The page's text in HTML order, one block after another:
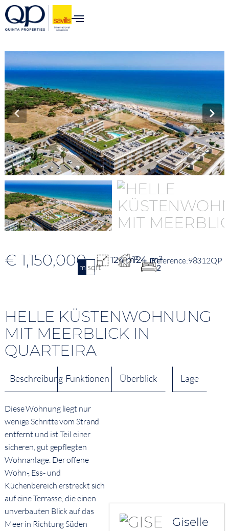
€ 1,150,000
m2sqft
124 m²124 m²
2
98312QP
HELLE KÜSTENWOHNUNG
MIT MEERBLICK IN
QUARTEIRA
Beschreibung Funktionen Überblick Lage
Diese Wohnung liegt nur
wenige Schritte vom Strand
entfernt und ist Teil einer
sicheren, gut gepflegten
Wohnanlage. Der offene
Wohn-, Ess- und
Küchenbereich erstreckt sich
auf eine Terrasse, die einen
unverbauten Blick auf das
Meer in Richtung Süden
Giselle